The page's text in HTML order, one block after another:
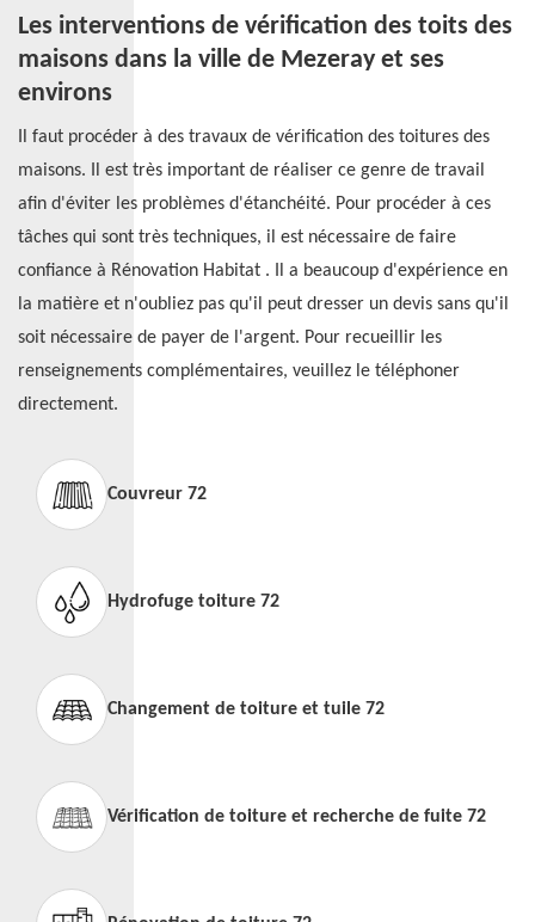
Les interventions de vérification des toits des
maisons dans la ville de Mezeray et ses
environs
Il faut procéder à des travaux de vérification des toitures des
maisons. Il est très important de réaliser ce genre de travail
afin d'éviter les problèmes d'étanchéité. Pour procéder à ces
tâches qui sont très techniques, il est nécessaire de faire
confiance à Rénovation Habitat . Il a beaucoup d'expérience en
la matière et n'oubliez pas qu'il peut dresser un devis sans qu'il
soit nécessaire de payer de l'argent. Pour recueillir les
renseignements complémentaires, veuillez le téléphoner
directement.
Couvreur 72
Hydrofuge toiture 72
Changement de toiture et tuile 72
Vérification de toiture et recherche de fuite 72